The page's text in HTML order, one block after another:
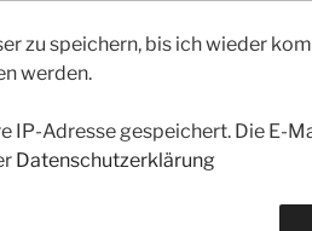
zu speichern, bis ich wieder
werden.
IP-Adresse gespeichert. Die E-
Datenschutzerklärung